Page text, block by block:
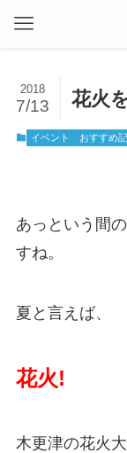
花火
2018
7/13
イベント おすすめ
あっという間
すね。
夏と言えば、
花火!
木更津の花火